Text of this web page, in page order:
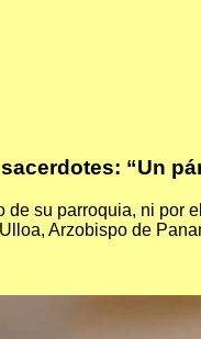
“Un
de su parroquia, ni por
Arzobispo de